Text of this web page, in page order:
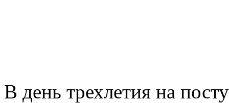
В день трехлетия на